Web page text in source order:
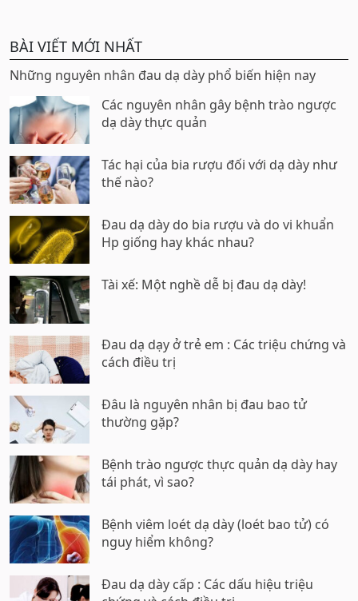
BÀI VIẾT MỚI NHẤT
Những nguyên nhân đau dạ dày phổ biến hiện nay
Các nguyên nhân gây bệnh trào ngược
dạ dày thực quản
Tác hại của bia rượu đối với dạ dày như
thế nào?
Đau dạ dày do bia rượu và do vi khuẩn
Hp giống hay khác nhau?
Tài xế: Một nghề dễ bị đau dạ dày!
Đau dạ dạy ở trẻ em : Các triệu chứng và
cách điều trị
Đâu là nguyên nhân bị đau bao tử
thường gặp?
Bệnh trào ngược thực quản dạ dày hay
tái phát, vì sao?
Bệnh viêm loét dạ dày (loét bao tử) có
nguy hiểm không?
Đau dạ dày cấp : Các dấu hiệu triệu